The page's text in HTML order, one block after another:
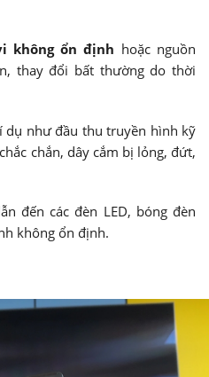
không ổn định hoặc nguồn
thay đổi bất thường do thời
dụ như đầu thu truyền hình kỹ
chắn, dây cắm bị lỏng, đứt,
đến các đèn LED, bóng đèn
không ổn định.